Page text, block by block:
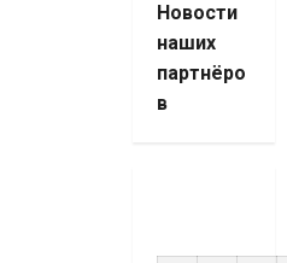
Новости
наших
партнёро
в